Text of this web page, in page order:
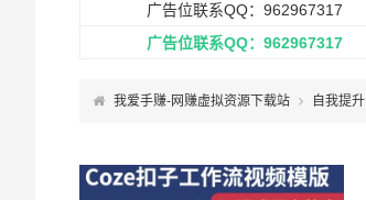
广告位联系QQ：962967317
广告位联系QQ：962967317
我爱手赚-网赚虚拟资源下载站 自我提升